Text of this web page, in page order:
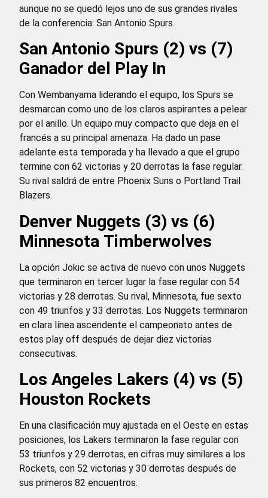
aunque no se quedó lejos uno de sus grandes rivales
de la conferencia: San Antonio Spurs.
San Antonio Spurs (2) vs (7)
Ganador del Play In
Con Wembanyama liderando el equipo, los Spurs se
desmarcan como uno de los claros aspirantes a pelear
por el anillo. Un equipo muy compacto que deja en el
francés a su principal amenaza. Ha dado un pase
adelante esta temporada y ha llevado a que el grupo
termine con 62 victorias y 20 derrotas la fase regular.
Su rival saldrá de entre Phoenix Suns o Portland Trail
Blazers.
Denver Nuggets (3) vs (6)
Minnesota Timberwolves
La opción Jokic se activa de nuevo con unos Nuggets
que terminaron en tercer lugar la fase regular con 54
victorias y 28 derrotas. Su rival, Minnesota, fue sexto
con 49 triunfos y 33 derrotas. Los Nuggets terminaron
en clara línea ascendente el campeonato antes de
estos play off después de dejar diez victorias
consecutivas.
Los Angeles Lakers (4) vs (5)
Houston Rockets
En una clasificación muy ajustada en el Oeste en estas
posiciones, los Lakers terminaron la fase regular con
53 triunfos y 29 derrotas, en cifras muy similares a los
Rockets, con 52 victorias y 30 derrotas después de
sus primeros 82 encuentros.